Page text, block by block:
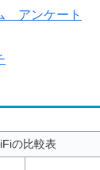
アンケート
の比較表